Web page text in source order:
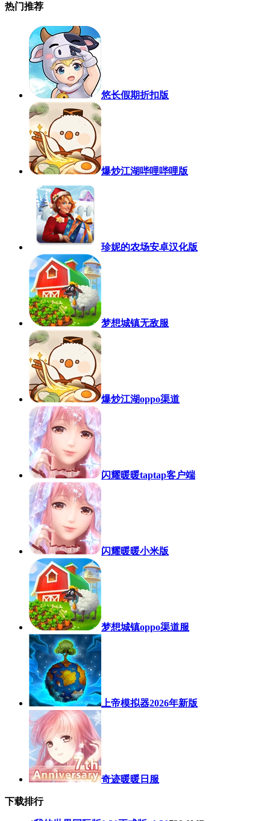
热门推荐
悠长假期折扣版
爆炒江湖哔哩哔哩版
珍妮的农场安卓汉化版
梦想城镇无敌服
爆炒江湖oppo渠道
闪耀暖暖taptap客户端
闪耀暖暖小米版
梦想城镇oppo渠道服
上帝模拟器2026年新版
奇迹暖暖日服
下载排行